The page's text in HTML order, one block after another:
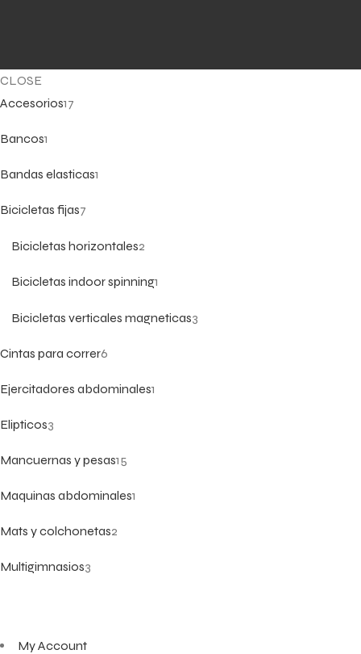
CLOSE
Accesorios17
Bancos1
Bandas elasticas1
Bicicletas fijas7
Bicicletas horizontales2
Bicicletas indoor spinning1
Bicicletas verticales magneticas3
Cintas para correr6
Ejercitadores abdominales1
Elipticos3
Mancuernas y pesas15
Maquinas abdominales1
Mats y colchonetas2
Multigimnasios3
My Account